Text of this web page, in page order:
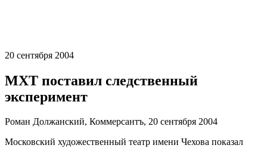
20 сентября 2004
МХТ поставил следственный
эксперимент
Роман Должанский, Коммерсантъ, 20 сентября 2004
Московский художественный театр имени Чехова показал